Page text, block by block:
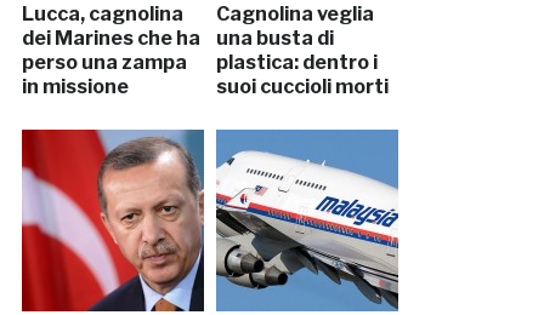
Lucca, cagnolina
dei Marines che ha
perso una zampa
in missione
Cagnolina veglia
una busta di
plastica: dentro i
suoi cuccioli morti